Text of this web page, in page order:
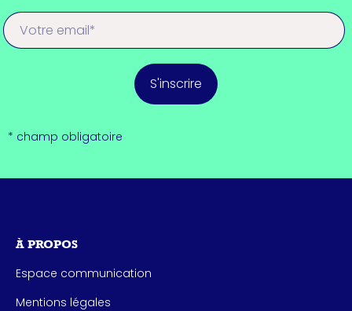
S'inscrire
* champ obligatoire
À PROPOS
Espace communication
Mentions légales